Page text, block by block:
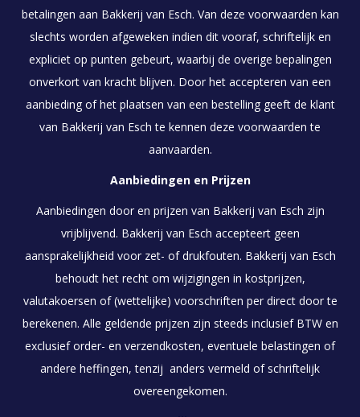
betalingen aan Bakkerij van Esch. Van deze voorwaarden kan
slechts worden afgeweken indien dit vooraf, schriftelijk en
expliciet op punten gebeurt, waarbij de overige bepalingen
onverkort van kracht blijven. Door het accepteren van een
aanbieding of het plaatsen van een bestelling geeft de klant
van Bakkerij van Esch te kennen deze voorwaarden te
aanvaarden.
Aanbiedingen en Prijzen
Aanbiedingen door en prijzen van Bakkerij van Esch zijn
vrijblijvend. Bakkerij van Esch accepteert geen
aansprakelijkheid voor zet- of drukfouten. Bakkerij van Esch
behoudt het recht om wijzigingen in kostprijzen,
valutakoersen of (wettelijke) voorschriften per direct door te
berekenen. Alle geldende prijzen zijn steeds inclusief BTW en
exclusief order- en verzendkosten, eventuele belastingen of
andere heffingen, tenzij anders vermeld of schriftelijk
overeengekomen.